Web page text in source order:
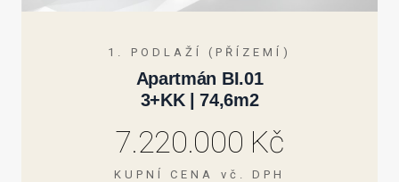
1. PODLAŽÍ (PŘÍZEMÍ)
Apartmán BI.01
3+KK | 74,6m2
7.220.000 Kč
KUPNÍ CENA vč. DPH